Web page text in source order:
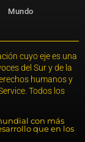
Mundo
cuyo eje es una
del Sur y de la
humanos y
Todos los
con más
que en los